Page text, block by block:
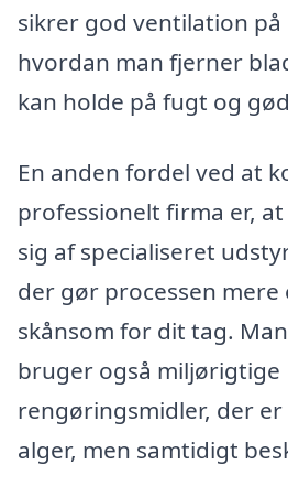
sikrer god ventilation
hvordan man fjerner
kan holde på fugt og
En anden fordel ved at
professionelt firma er,
sig af specialiseret
der gør processen mere
skånsom for dit tag.
bruger også miljørigtige
rengøringsmidler, der
alger, men samtidigt